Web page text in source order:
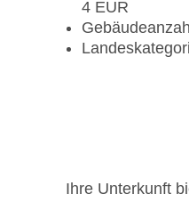
4 EUR
Ihre Unterkunft